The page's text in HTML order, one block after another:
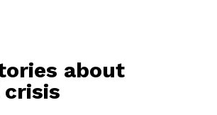
about